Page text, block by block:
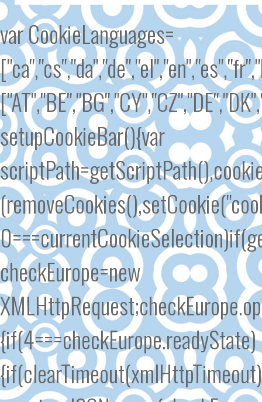
var CookieLanguages=
setupCookieBar(){var
checkEurope=new
{if(4===checkEurope.readyState)